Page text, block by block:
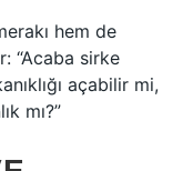
hem de
“Acaba sirke
açabilir mi,
mı?”